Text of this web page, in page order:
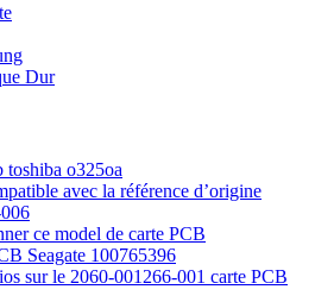
Dur
toshiba o325oa
avec la référence d’origine
ce model de carte PCB
Seagate 100765396
sur le 2060-001266-001 carte PCB